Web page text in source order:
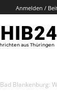
Anmelden /
aus Thüringen
Bad Blankenburg: